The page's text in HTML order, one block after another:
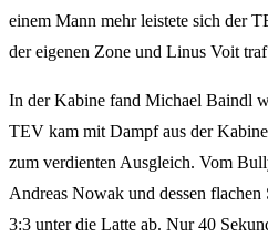
einem Mann mehr leistete sich der
der eigenen Zone und Linus Voit
In der Kabine fand Michael Baindl
TEV kam mit Dampf aus der
zum verdienten Ausgleich. Vom
Andreas Nowak und dessen
3:3 unter die Latte ab. Nur 40